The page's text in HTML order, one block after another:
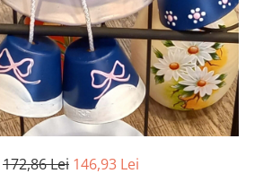
172,86 Lei 146,93 Lei